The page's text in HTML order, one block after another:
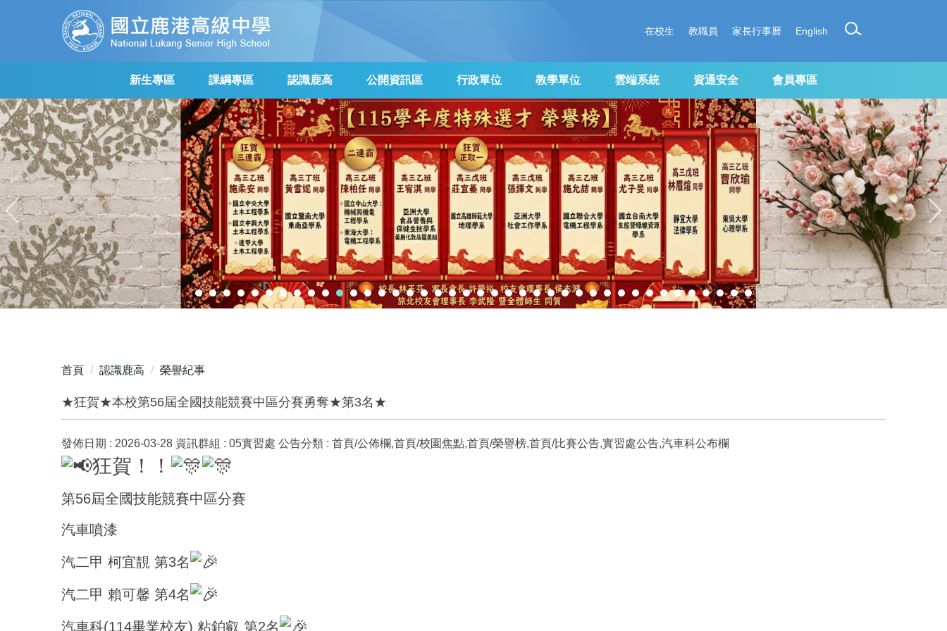
要
區
新生專區 課綱專區 認識鹿高 公開資訊區 行政單位 教學單位 雲端系統 資通安全 會員專區
在校生 教職員 家長行事曆 English
首頁 認識鹿高 榮譽紀事
★狂賀★本校第56屆全國技能競賽中區分賽勇奪★第3名★
發佈日期 : 2026-03-28 資訊群組 : 05實習處 公告分類 : 首頁/公佈欄,首頁/校園焦點,首頁/榮譽榜,首頁/比賽公告,實習處公告,汽車科公布欄
狂賀！！
第56屆全國技能競賽中區分賽
汽車噴漆
汽二甲 柯宜靚 第3名
汽二甲 賴可馨 第4名
汽車科(114畢業校友) 粘鉑叡 第2名